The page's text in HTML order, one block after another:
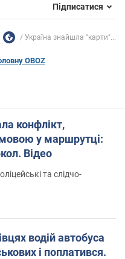
Підписатися
Україна знайшла "карти"...
OBOZ
конфлікт,
у маршрутці:
Відео
та слідчо-
водій автобуса
і поплатився.